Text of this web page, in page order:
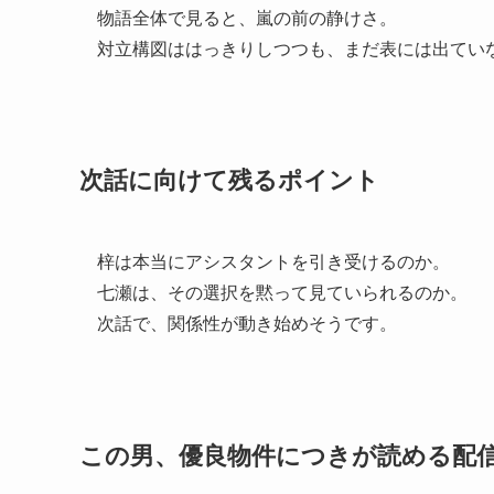
物語全体で見ると、嵐の前の静けさ。
対立構図ははっきりしつつも、まだ表には出てい
次話に向けて残るポイント
梓は本当にアシスタントを引き受けるのか。
七瀬は、その選択を黙って見ていられるのか。
次話で、関係性が動き始めそうです。
この男、優良物件につきが読める配